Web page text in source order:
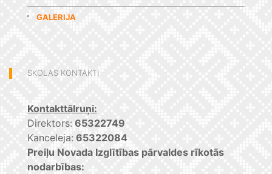
GALERIJA
SKOLAS KONTAKTI
Kontakttālruņi:
Direktors: 65322749
Kanceleja: 65322084
Preiļu Novada Izglītības pārvaldes rīkotās
nodarbības: